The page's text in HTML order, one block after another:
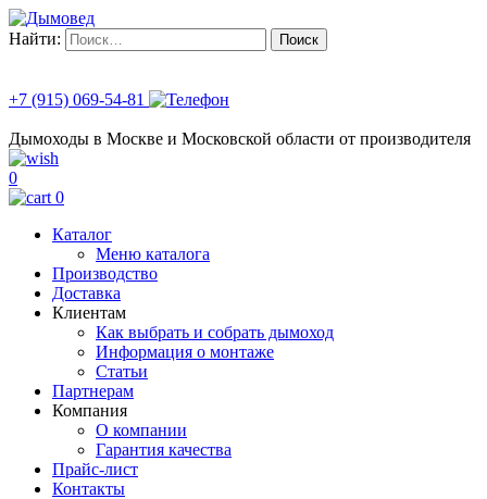
Найти:
+7 (915) 069-54-81
Дымоходы в Москве и Московской области от производителя
0
0
Каталог
Меню каталога
Производство
Доставка
Клиентам
Как выбрать и собрать дымоход
Информация о монтаже
Статьи
Партнерам
Компания
О компании
Гарантия качества
Прайс-лист
Контакты